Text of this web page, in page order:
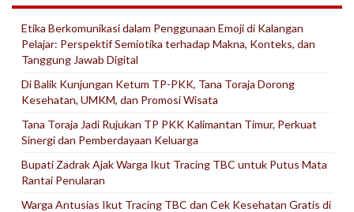
Etika Berkomunikasi dalam Penggunaan Emoji di Kalangan
Pelajar: Perspektif Semiotika terhadap Makna, Konteks, dan
Tanggung Jawab Digital
Di Balik Kunjungan Ketum TP-PKK, Tana Toraja Dorong
Kesehatan, UMKM, dan Promosi Wisata
Tana Toraja Jadi Rujukan TP PKK Kalimantan Timur, Perkuat
Sinergi dan Pemberdayaan Keluarga
Bupati Zadrak Ajak Warga Ikut Tracing TBC untuk Putus Mata
Rantai Penularan
Warga Antusias Ikut Tracing TBC dan Cek Kesehatan Gratis di